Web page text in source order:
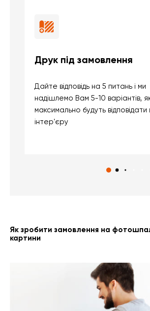
Друк під замовлення
Дайте відповідь на 5 питань і ми
надішлемо Вам 5-10 варіантів,
максимально будуть відповідати
інтер'єру
Як зробити замовлення на
картини